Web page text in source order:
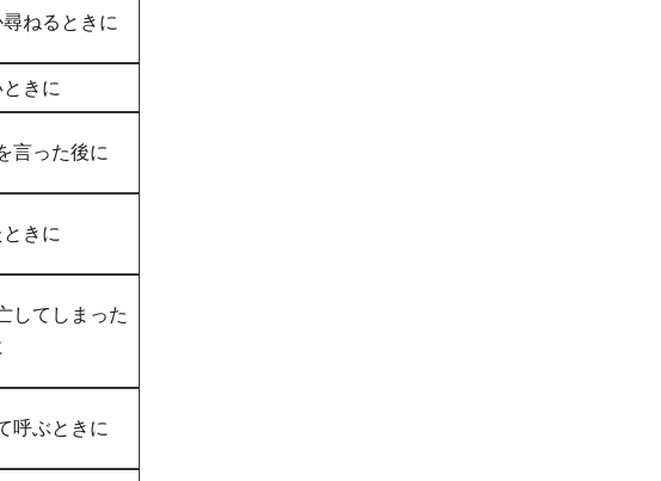
ねるときに
きに
言った後に
きに
してしまった
呼ぶときに